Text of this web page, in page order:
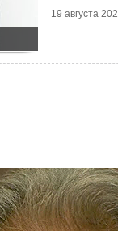
19 августа